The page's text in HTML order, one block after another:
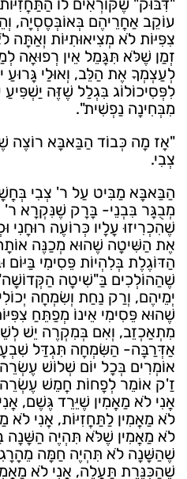
"דִּבּוּק" שֶׁקּוֹרְאִים לוֹ
עוֹקֵב אַחֲרֵיהֶם בְּאוֹבְּסֶסְיָה,
צִפִּיּוֹת לֹא מְצִיאוּתִיּוֹת
זְמַן שֶׁלֹּא תִּגָּמֵל אֵין רְפוּאָה
לְעַצְמְךָ אֶת הַלֵּב, וְאוּלַי
לִפְּסִיכוֹלוֹג בִּגְלַל שֶׁזֶּה
מִבְּחִינָה נַפְשִׁית".
"אָז מָה כְּבוֹד הַבַּאבָּא רוֹצֶה
צְבִי.
הַבַּאבָּא מַבִּיט עַל ר' צְבִי
מְבֻגָּר בִּבְנֵי- בָּרָק שֶׁנִּקְרָא ר'
שֶׁהִכְרִיזוּ עָלָיו כְּרוֹעֶה
אֶת הַשִּׁיטָה שֶׁהוּא מְכַנֶּה
הַדּוֹגֶלֶת בְּלִהְיוֹת פֵּסִימִי בַּיּוֹם
שֶׁהַהוֹלְכִים בַּ"שִׁיטָה
יְמֵיהֶם, וְרַק נַחַת וְשִׂמְחָה
שֶׁהוּא פֵּסִימִי אֵינוֹ מְפַתֵּחַ
מִתְאַכְזֵב, וְאִם בְּמִקְרֶה יֵשׁ
אַדְּרַבָּה- הַשִּׂמְחָה תִּגְדַּל
אוֹמְרִים בְּכָל יוֹם שְׁלוֹשׁ
זַ'ק אוֹמֵר לְפָחוֹת חֲמֵשׁ עֶשְׂרֵה
אֲנִי לֹא מַאֲמִין שֶׁיֵּרֵד גֶּשֶׁם,
לֹא מַאֲמִין לַתַּחֲזִיּוֹת, אֲנִי לֹא
לֹא מַאֲמִין שֶׁלֹּא תִּהְיֶה הַשָּׁנָה
שֶׁהַשָּׁנָה לֹא תִּהְיֶה חַמָּה
שֶׁהַכִּנֶּרֶת תַּעֲלֶה, אֲנִי לֹא